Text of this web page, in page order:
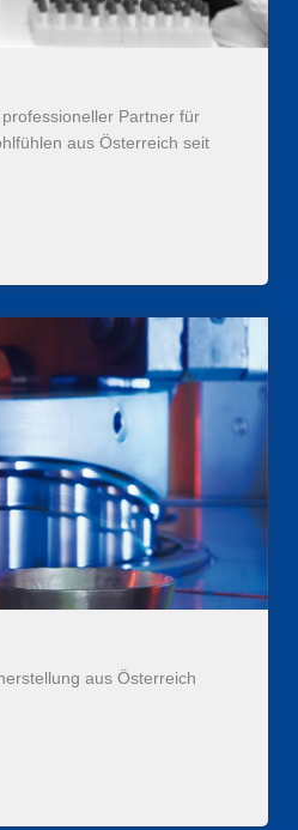
Partner für
aus Österreich seit
aus Österreich